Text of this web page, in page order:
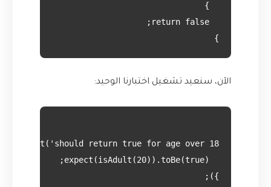
}
الآن، سنعيد تشغيل اختبارنا الوحيد:
});